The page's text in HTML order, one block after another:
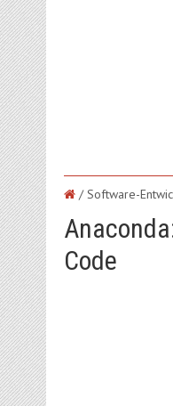
/ Software-
Code